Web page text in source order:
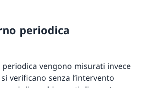
periodica
vengono misurati invece
verificano senza l’intervento